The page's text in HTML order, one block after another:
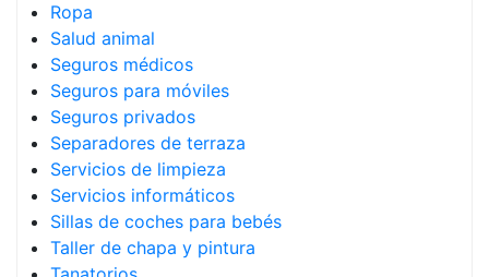
Ropa
Salud animal
Seguros médicos
Seguros para móviles
Seguros privados
Separadores de terraza
Servicios de limpieza
Servicios informáticos
Sillas de coches para bebés
Taller de chapa y pintura